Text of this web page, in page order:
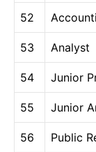
52
53 Analyst
54 Junior
55 Junior
56 Public